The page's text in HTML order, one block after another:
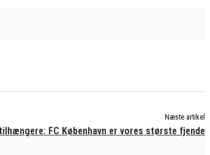
Næste artikel
FC København er vores største fjende